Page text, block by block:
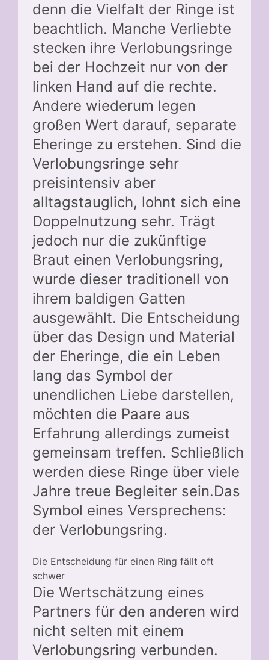
denn die Vielfalt der Ringe ist
beachtlich. Manche Verliebte
stecken ihre Verlobungsringe
bei der Hochzeit nur von der
linken Hand auf die rechte.
Andere wiederum legen
großen Wert darauf, separate
Eheringe zu erstehen. Sind die
Verlobungsringe sehr
preisintensiv aber
alltagstauglich, lohnt sich eine
Doppelnutzung sehr. Trägt
jedoch nur die zukünftige
Braut einen Verlobungsring,
wurde dieser traditionell von
ihrem baldigen Gatten
ausgewählt. Die Entscheidung
über das Design und Material
der Eheringe, die ein Leben
lang das Symbol der
unendlichen Liebe darstellen,
möchten die Paare aus
Erfahrung allerdings zumeist
gemeinsam treffen. Schließlich
werden diese Ringe über viele
Jahre treue Begleiter sein.Das
Symbol eines Versprechens:
der Verlobungsring.
Die Entscheidung für einen Ring fällt oft
schwer
Die Wertschätzung eines
Partners für den anderen wird
nicht selten mit einem
Verlobungsring verbunden.